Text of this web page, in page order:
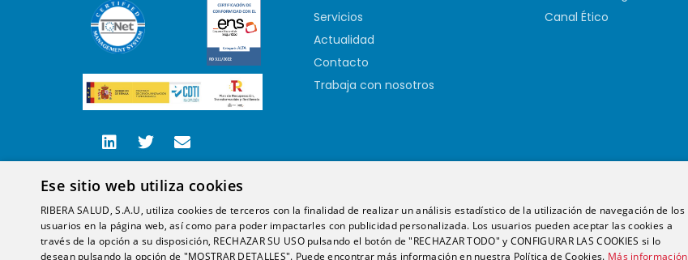
Servicios
Actualidad
Contacto
Trabaja con nosotros
Canal Ético
English Español
Ese sitio web utiliza cookies
RIBERA SALUD, S.A.U, utiliza cookies de terceros con la finalidad de realizar un análisis estadístico de la utilización de navegación de los
usuarios en la página web, así como para poder impactarles con publicidad personalizada. Los usuarios pueden aceptar las cookies a
través de la opción a su disposición, RECHAZAR SU USO pulsando el botón de "RECHAZAR TODO" y CONFIGURAR LAS COOKIES si lo
desean pulsando la opción de "MOSTRAR DETALLES". Puede encontrar más información en nuestra Política de Cookies. Más información